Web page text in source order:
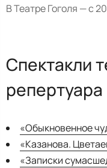
В Театре Гоголя — с
Спектакли
репертуара
«Обыкновенное
«Казанова.
«Записки